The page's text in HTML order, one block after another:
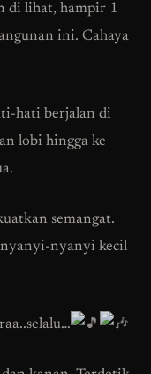
di lihat, hampir 1
ini. Cahaya
hati berjalan di
lobi hingga ke
semangat.
nyanyi kecil